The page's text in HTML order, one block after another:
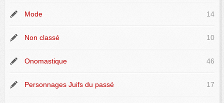
Mode 14
Non classé 10
Onomastique 46
Personnages Juifs du passé 17